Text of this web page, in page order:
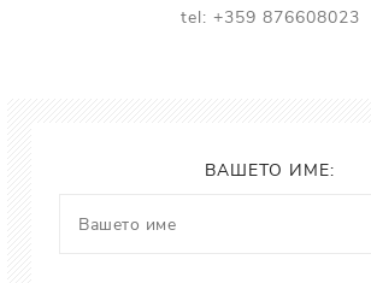
tel: +359 876608023
ВАШЕТО ИМЕ: